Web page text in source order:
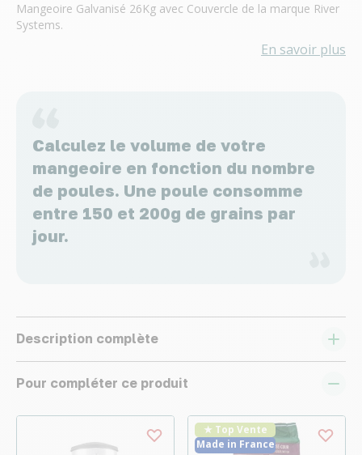
Mangeoire Galvanisé 26Kg avec Couvercle de la marque River
Systems.
En savoir plus
Calculez le volume de votre
mangeoire en fonction du nombre
de poules. Une poule consomme
entre 150 et 200g de grains par
jour.
Description complète
Pour compléter ce produit
★ Top Vente
Made in France